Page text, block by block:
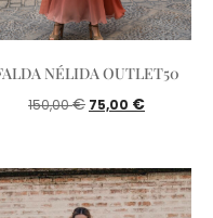
NÉLIDA OUTLET50
150,00€ 75,00 €